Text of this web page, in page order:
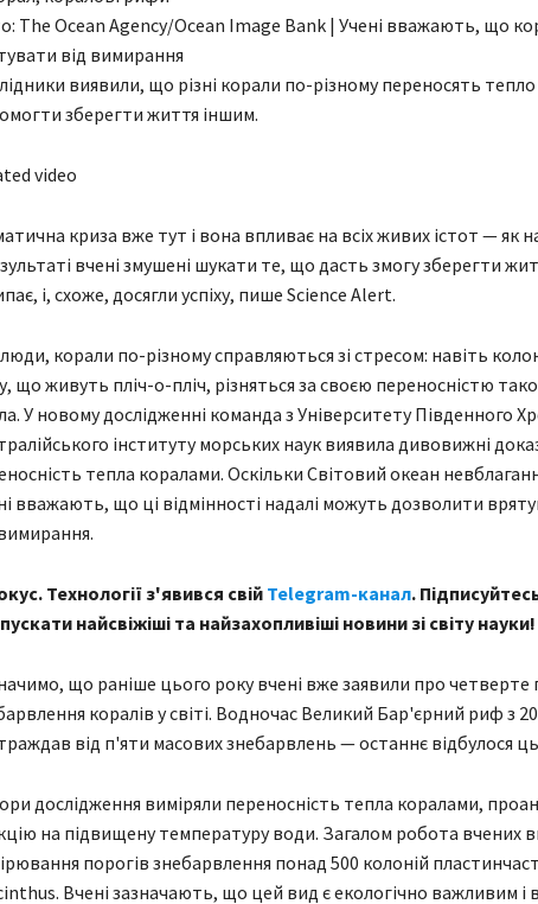
The Ocean Agency/Ocean Image Bank | Учені вважають, що
від вимирання
виявили, що різні корали по-різному переносять тепло
зберегти життя іншим.
video
криза вже тут і вона впливає на всіх живих істот — як
вчені змушені шукати те, що дасть змогу зберегти
і, схоже, досягли успіху, пише Science Alert.
люди, корали по-різному справляються зі стресом: навіть
що живуть пліч-о-пліч, різняться за своєю переносністю
У новому дослідженні команда з Університету Південного
інституту морських наук виявила дивовижні
тепла коралами. Оскільки Світовий океан
вважають, що ці відмінності надалі можуть дозволити
Технології з'явився свій Telegram-канал.
найсвіжіші та найзахопливіші новини зі світу науки!
що раніше цього року вчені вже заявили про четверте
коралів у світі. Водночас Великий Бар'єрний риф з
від п'яти масових знебарвлень — останнє відбулося
дослідження виміряли переносність тепла коралами,
на підвищену температуру води. Загалом робота вчених
порогів знебарвлення понад 500 колоній
Вчені зазначають, що цей вид є екологічно важливим і